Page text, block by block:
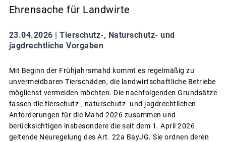
Ehrensache für Landwirte
23.04.2026 | Tierschutz-, Naturschutz- und
jagdrechtliche Vorgaben
Mit Beginn der Frühjahrsmahd kommt es regelmäßig zu
unvermeidbaren Tierschäden, die landwirtschaftliche Betriebe
möglichst vermeiden möchten. Die nachfolgenden Grundsätze
fassen die tierschutz-, naturschutz- und jagdrechtlichen
Anforderungen für die Mahd 2026 zusammen und
berücksichtigen insbesondere die seit dem 1. April 2026
geltende Neuregelung des Art. 22a BayJG. Sie ordnen deren